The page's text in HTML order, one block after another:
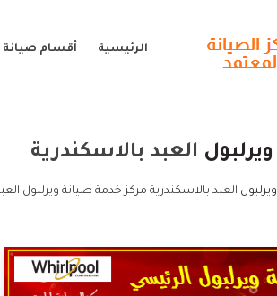
الرئيسية أقسام صيانة
ويرلبول العبد بالاسكندرية
ويرلبول العبد بالاسكندرية مركز خدمة صيانة ويرلبول